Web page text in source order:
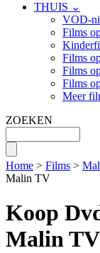
THUIS ⌄
VOD-
Films
Films
Films
Films
Meer
ZOEKEN
Home > Films >
Malin TV
Koop
Malin TV